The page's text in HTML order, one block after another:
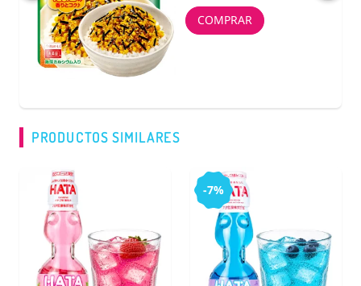
COMPRAR
PRODUCTOS SIMILARES
-7%